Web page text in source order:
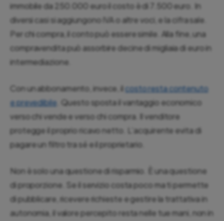
immobile da 250.000 euro il costo è di 7.500 euro. In
diversi casi si aggiungono IVA o altre voci, e la cifra sale.
Per chi compra, il conto può essere simile. Alla fine, una
compravendita può assorbire decine di migliaia di euro in
intermediazione.
Con un abbonamento, invece, ilcosto resta contenuto
e prevedibile. Questo sposta il vantaggio economico
verso chi vende e verso chi compra. Il venditore
protegge il proprio ricavo netto. L’acquirente evita di
pagare un filtro tra sé e il proprietario.
Non è solo una questione di risparmio. È una questione
di proporzione. Se il servizio costa poco ma ti permette
di pubblicare, ricevere richieste e gestire la trattativa in
autonomia, il valore percepito resta nelle tue mani, non in